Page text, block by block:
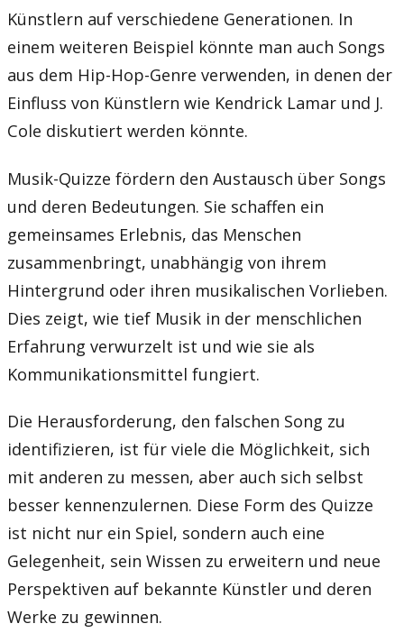
Künstlern auf verschiedene Generationen. In
einem weiteren Beispiel könnte man auch Songs
aus dem Hip-Hop-Genre verwenden, in denen der
Einfluss von Künstlern wie Kendrick Lamar und J.
Cole diskutiert werden könnte.
Musik-Quizze fördern den Austausch über Songs
und deren Bedeutungen. Sie schaffen ein
gemeinsames Erlebnis, das Menschen
zusammenbringt, unabhängig von ihrem
Hintergrund oder ihren musikalischen Vorlieben.
Dies zeigt, wie tief Musik in der menschlichen
Erfahrung verwurzelt ist und wie sie als
Kommunikationsmittel fungiert.
Die Herausforderung, den falschen Song zu
identifizieren, ist für viele die Möglichkeit, sich
mit anderen zu messen, aber auch sich selbst
besser kennenzulernen. Diese Form des Quizze
ist nicht nur ein Spiel, sondern auch eine
Gelegenheit, sein Wissen zu erweitern und neue
Perspektiven auf bekannte Künstler und deren
Werke zu gewinnen.